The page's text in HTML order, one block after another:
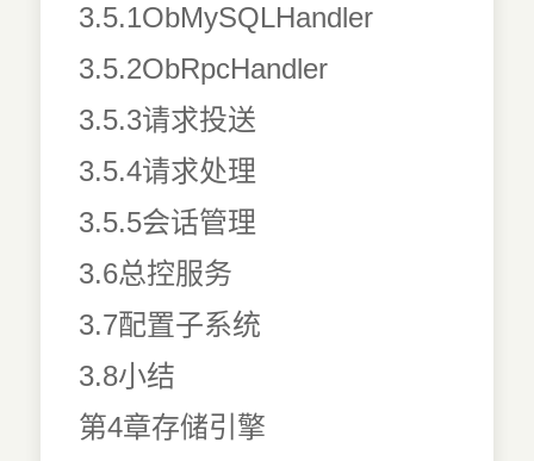
3.5.1ObMySQLHandler
3.5.2ObRpcHandler
3.5.3请求投送
3.5.4请求处理
3.5.5会话管理
3.6总控服务
3.7配置子系统
3.8小结
第4章存储引擎